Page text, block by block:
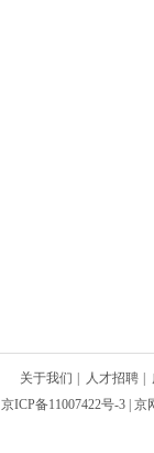
关于我们 人才招聘
京ICP备11007422号-3 |